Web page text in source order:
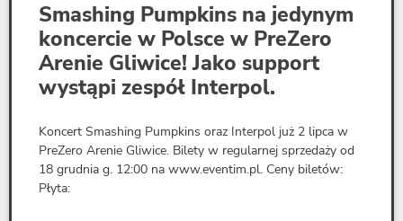
Smashing Pumpkins na jedynym
koncercie w Polsce w PreZero
Arenie Gliwice! Jako support
wystąpi zespół Interpol.
Koncert Smashing Pumpkins oraz Interpol już 2 lipca w
PreZero Arenie Gliwice. Bilety w regularnej sprzedaży od
18 grudnia g. 12:00 na www.eventim.pl. Ceny biletów:
Płyta: